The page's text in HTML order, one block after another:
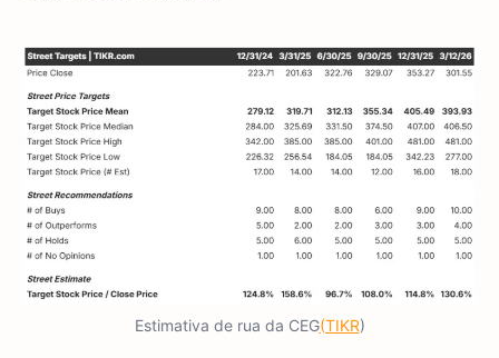
Estimativa de rua da CEG(TIKR)